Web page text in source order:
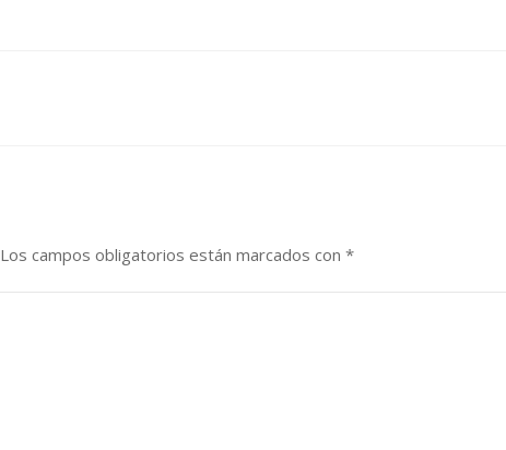
Los campos obligatorios están marcados con *